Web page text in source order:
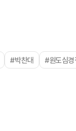
#박찬대 #원도심